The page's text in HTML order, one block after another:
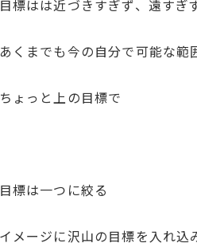
はは近づきすぎず、遠すぎ
でも今の自分で可能な範
と上の目標で
は一つに絞る
ジに沢山の目標を入れ込み